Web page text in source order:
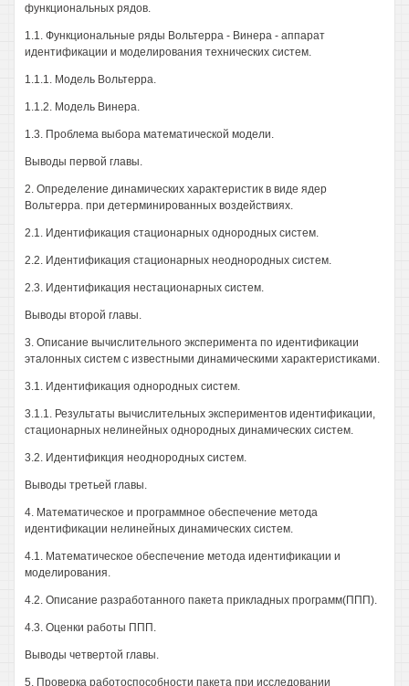
функциональных рядов.
1.1. Функциональные ряды Вольтерра - Винера - аппарат
идентификации и моделирования технических систем.
1.1.1. Модель Вольтерра.
1.1.2. Модель Винера.
1.3. Проблема выбора математической модели.
Выводы первой главы.
2. Определение динамических характеристик в виде ядер
Вольтерра. при детерминированных воздействиях.
2.1. Идентификация стационарных однородных систем.
2.2. Идентификация стационарных неоднородных систем.
2.3. Идентификация нестационарных систем.
Выводы второй главы.
3. Описание вычислительного эксперимента по идентификации
эталонных систем с известными динамическими характеристиками.
3.1. Идентификация однородных систем.
3.1.1. Результаты вычислительных экспериментов идентификации,
стационарных нелинейных однородных динамических систем.
3.2. Идентификция неоднородных систем.
Выводы третьей главы.
4. Математическое и программное обеспечение метода
идентификации нелинейных динамических систем.
4.1. Математическое обеспечение метода идентификации и
моделирования.
4.2. Описание разработанного пакета прикладных программ(ППП).
4.3. Оценки работы ППП.
Выводы четвертой главы.
5. Проверка работоспособности пакета при исследовании